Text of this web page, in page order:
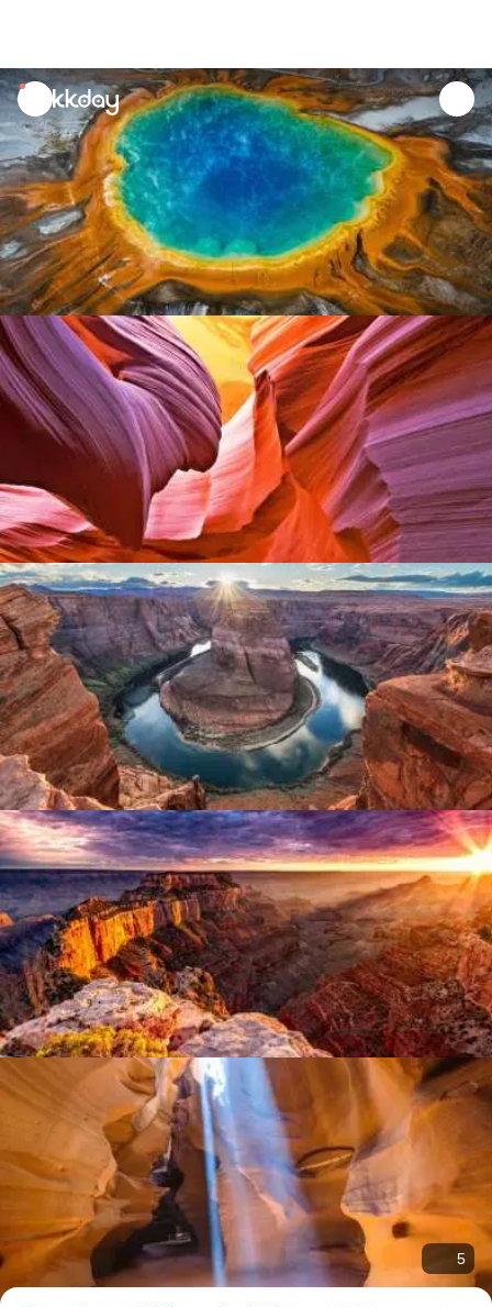
unread
notifications
5